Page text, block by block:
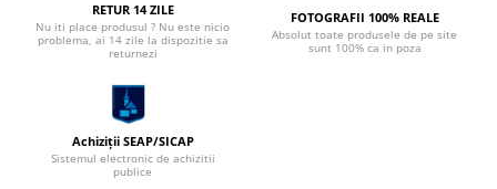
RETUR 14 ZILE
Nu iti place produsul ? Nu este nicio
problema, ai 14 zile la dispozitie sa
returnezi
FOTOGRAFII 100% REALE
Absolut toate produsele de pe site
sunt 100% ca in poza
Achiziții SEAP/SICAP
Sistemul electronic de achizitii
publice